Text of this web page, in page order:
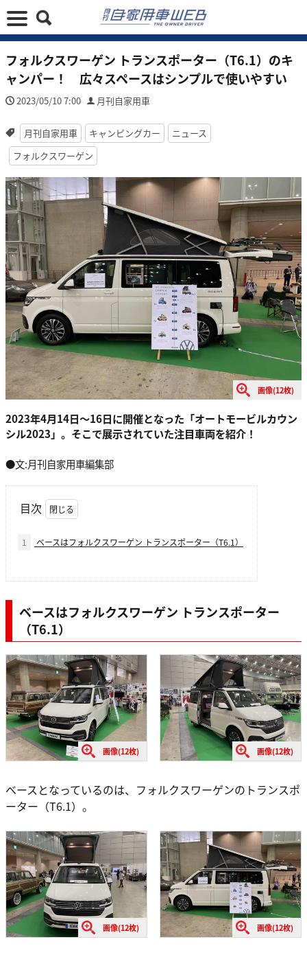
フォルクスワーゲン トランスポーター（T6.1）のキ
ャンパー！ 広々スペースはシンプルで使いやすい
2023/05/10 7:00 月刊自家用車
月刊自家用車 キャンピングカー
ニュース
フォルクスワーゲン
画像(12枚)
2023年4月14日〜16日に開催となった「オートモービルカウン
シル2023」。そこで展示されていた注目車両を紹介！
●文:月刊自家用車編集部
目次
1 ベースはフォルクスワーゲン トランスポーター（T6.1）
ベースはフォルクスワーゲン トランスポーター
（T6.1）
画像(12枚) 画像(12枚)
ベースとなっているのは、フォルクスワーゲンのトランスポ
ーター（T6.1）。
画像(12枚) 画像(12枚)